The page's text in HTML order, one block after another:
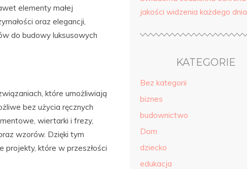
elementy małej
oraz elegancji,
do budowy luksusowych
które umożliwiają
bez użycia ręcznych
wiertarki i frezy,
wzorów. Dzięki tym
projekty, które w przeszłości
jakości widzenia każdego dnia
KATEGORIE
Bez kategorii
biznes
budownictwo
Dom
dziecko
edukacja